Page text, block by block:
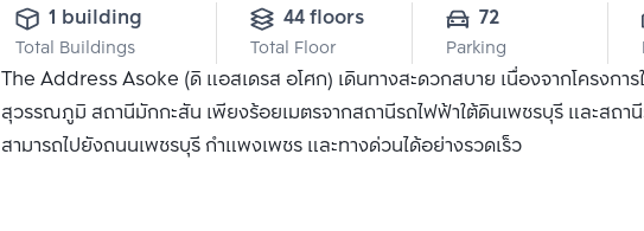
1 building
Total Buildings
44 floors
Total Floor
72
Parking
The Address Asoke (ดิ แอสเดรส อโศก) เดินทางสะดวกสบาย เนื่องจากโครงก
สุวรรณภูมิ สถานีมักกะสัน เพียงร้อยเมตรจากสถานีรถไฟฟ้าใต้ดินเพชรบุรี และสถา
สามารถไปยังถนนเพชรบุรี กำแพงเพชร และทางด่วนได้อย่างรวดเร็ว